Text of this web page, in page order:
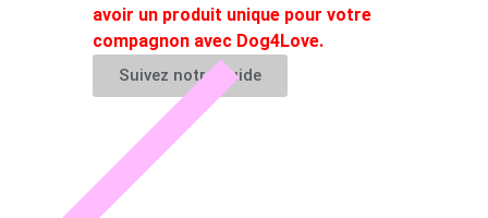
avoir un produit unique pour votre
compagnon avec Dog4Love.
Suivez notre guide